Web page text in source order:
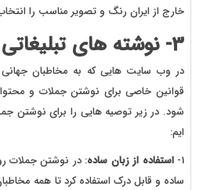
خارج از ایران رنگ و تصویر مناسب را
3- نوشته های تبلیغاتی
در وب سایت هایی که به مخاطبان
قوانین خاصی برای نوشتن جملات و محتوا
شود. در زیر توصیه هایی را برای نوشتن
ایم:
1- استفاده از زبان ساده: در نوشتن جملات
ساده و قابل درک استفاده کرد تا همه